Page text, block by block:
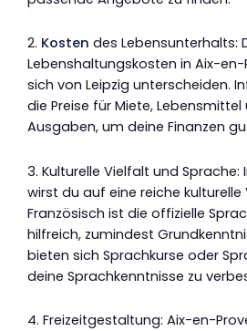
2. Kosten des Lebensunterhalts:
Lebenshaltungskosten in Aix-
sich von Leipzig unterscheiden.
die Preise für Miete,
Ausgaben, um deine Finanzen
3. Kulturelle Vielfalt und Sprache:
wirst du auf eine reiche
Französisch ist die offizielle
hilfreich, zumindest
bieten sich Sprachkurse oder
deine Sprachkenntnisse zu
4. Freizeitgestaltung: Aix-en-